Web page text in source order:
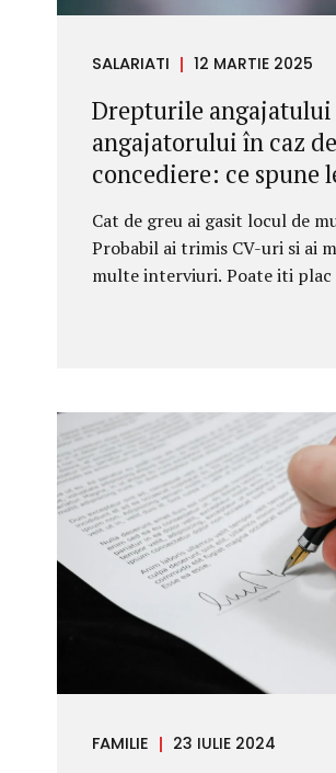
SALARIATI 12 MARTIE 2025
Drepturile angajatului
angajatorului în caz de
concediere: ce spune
Cat de greu ai gasit locul de
Probabil ai trimis CV-uri si ai
multe interviuri. Poate iti
sa fii informat pentru
care ar putea sa apara. Nu mai
nesiguranta sa te framante,
despre drepturile pe care le
angajatorul in cazul unei
inseamna sa fii concediat?
este nevoie sa se...
FAMILIE 23 IULIE 2024